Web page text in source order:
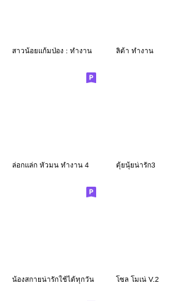
สาวน้อยแก้มป่อง : ทำงาน ลิต้า ทำงาน
ล่อกแล่ก หัวมน ทำงาน 4 ตุ้ยนุ้ยน่ารัก3
น้องสกายน่ารักใช้ได้ทุกวัน โซล โมเน่ V.2